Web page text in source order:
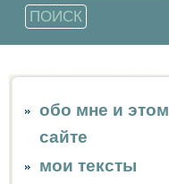
обо мне и этом
сайте
мои тексты